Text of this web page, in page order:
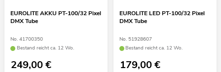
EUROLITE AKKU PT-100/32 Pixel
DMX Tube
No. 41700350
Bestand reicht ca. 12 Wo.
249,00€
EUROLITE LED PT-100/32 Pixel
DMX Tube
No. 51928607
Bestand reicht ca. 12 Wo.
179,00€